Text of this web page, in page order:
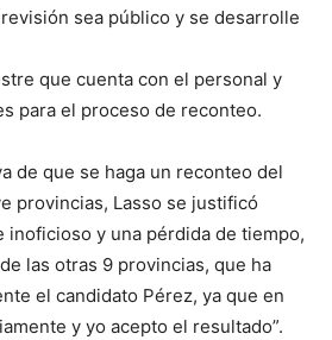
sea público y se desarrolle
que cuenta con el personal y
para el proceso de reconteo.
de que se haga un reconteo del
provincias, Lasso se justificó
inoficioso y una pérdida de tiempo,
las otras 9 provincias, que ha
el candidato Pérez, ya que en
y yo acepto el resultado”.